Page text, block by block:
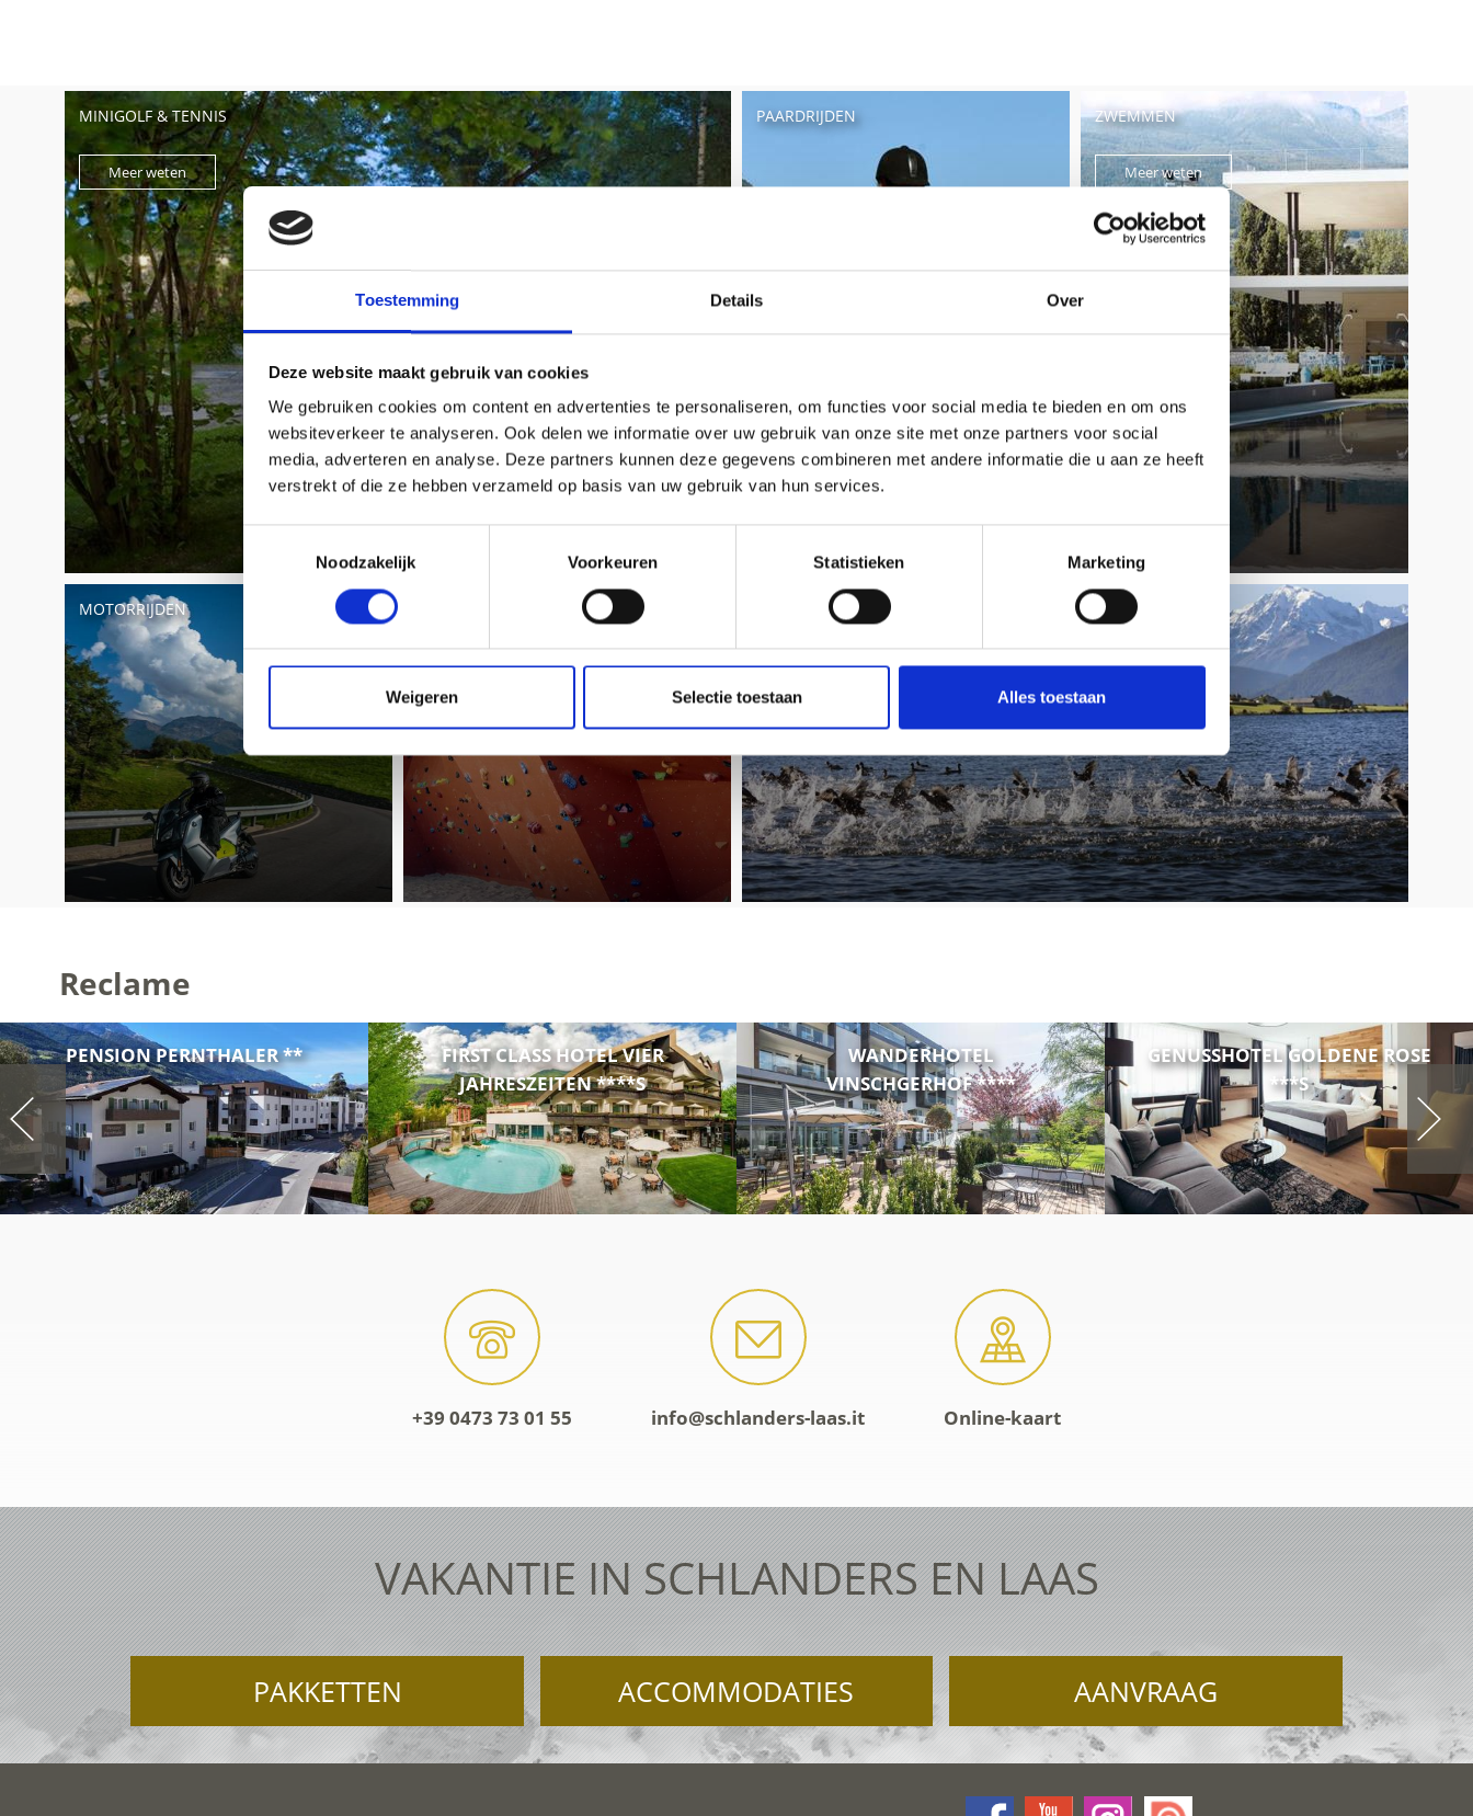
Toestemming Details Over
Deze website maakt gebruik van cookies
We gebruiken cookies om content en advertenties te personaliseren, om functies voor social media te bieden en om ons
websiteverkeer te analyseren. Ook delen we informatie over uw gebruik van onze site met onze partners voor social
media, adverteren en analyse. Deze partners kunnen deze gegevens combineren met andere informatie die u aan ze heeft
verstrekt of die ze hebben verzameld op basis van uw gebruik van hun services.
Noodzakelijk
Voorkeuren Statistieken Marketing
Weigeren Selectie toestaan Alles toestaan
MINIGOLF & TENNIS
Meer weten
PAARDRIJDEN ZWEMMEN
Meer weten
MOTORRIJDEN KLIMMEN EN BOULDEREN
Reclame
PENSION PERNTHALER **
FIRST CLASS HOTEL VIER
JAHRESZEITEN ****S
WANDERHOTEL
VINSCHGERHOF ****
GENUSSHOTEL GOLDENE ROSE
***S
+39 0473 73 01 55 info@schlanders-laas.it Online-kaart
VAKANTIE IN SCHLANDERS EN LAAS
PAKKETTEN ACCOMMODATIES AANVRAAG